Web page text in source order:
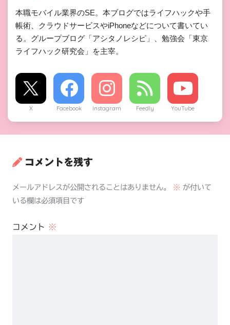
本職モバイル業界のSE。本ブログではライフハックや手
帳術、クラウドサービスやiPhoneなどについて書いてい
る。グループブログ「アシタノレシピ」、勉強会「東京
ライフハック研究会」を主宰。
X Facebook Instagram Feedly YouTube
コメントを残す
メールアドレスが公開されることはありません。 ※ が付いて
いる欄は必須項目です
コメント ※